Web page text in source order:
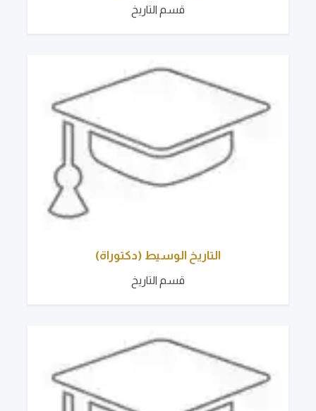
قسم التاريخ
التاريخ الوسيط (دكتوراة)
قسم التاريخ